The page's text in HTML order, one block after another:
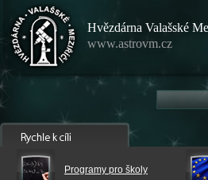
Hvězdárna Valašské
www.astrovm.cz
Programy pro školy